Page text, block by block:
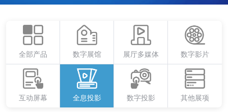
全部产品 数字展馆 展厅多媒体 数字影片
互动屏幕 全息投影 数字投影 其他展项